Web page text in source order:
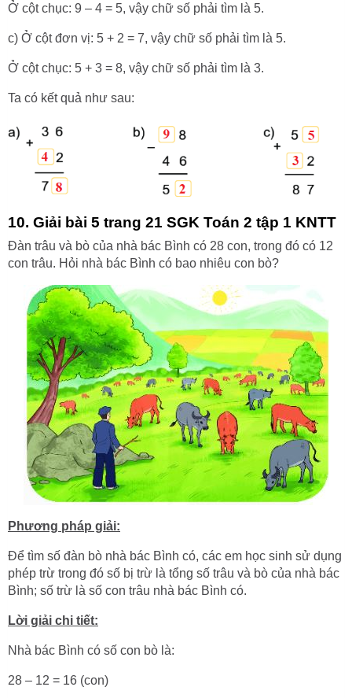
Ở cột chục: 9 – 4 = 5, vậy chữ số phải tìm là 5.
c) Ở cột đơn vị: 5 + 2 = 7, vậy chữ số phải tìm là 5.
Ở cột chục: 5 + 3 = 8, vậy chữ số phải tìm là 3.
Ta có kết quả như sau:
10. Giải bài 5 trang 21 SGK Toán 2 tập 1 KNTT
Đàn trâu và bò của nhà bác Bình có 28 con, trong đó có 12
con trâu. Hỏi nhà bác Bình có bao nhiêu con bò?
Phương pháp giải:
Để tìm số đàn bò nhà bác Bình có, các em học sinh sử dụng
phép trừ trong đó số bị trừ là tổng số trâu và bò của nhà bác
Bình; số trừ là số con trâu nhà bác Bình có.
Lời giải chi tiết:
Nhà bác Bình có số con bò là:
28 – 12 = 16 (con)